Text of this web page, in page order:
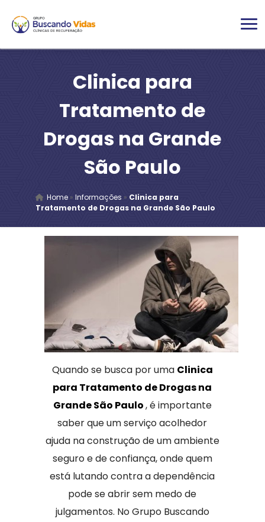
Clinica para
Tratamento de
Drogas na Grande
São Paulo
Home» Informações » Clinica para
Tratamento de Drogas na Grande São Paulo
Quando se busca por uma Clinica
para Tratamento de Drogas na
Grande São Paulo, é importante
saber que um serviço acolhedor
ajuda na construção de um ambiente
seguro e de confiança, onde quem
está lutando contra a dependência
pode se abrir sem medo de
julgamentos. No Grupo Buscando